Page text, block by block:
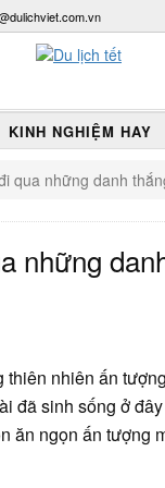
KINH NGHIỆM HAY
qua những danh
những
nhiên ấn
đã sinh sống ở
ăn ngọn ấn tượng